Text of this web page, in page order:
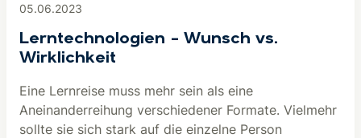
05.06.2023
Lerntechnologien – Wunsch vs.
Wirklichkeit
Eine Lernreise muss mehr sein als eine
Aneinanderreihung verschiedener Formate. Vielmehr
sollte sie sich stark auf die einzelne Person